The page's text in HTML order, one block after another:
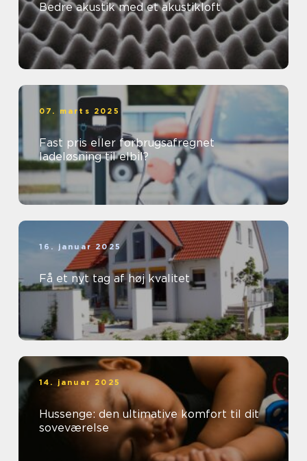
Bedre akustik med et akustikloft
07. marts 2025
Fast pris eller forbrugsafregnet
ladeløsning til elbil?
16. januar 2025
Få et nyt tag af høj kvalitet
14. januar 2025
Hussenge: den ultimative komfort til dit
soveværelse